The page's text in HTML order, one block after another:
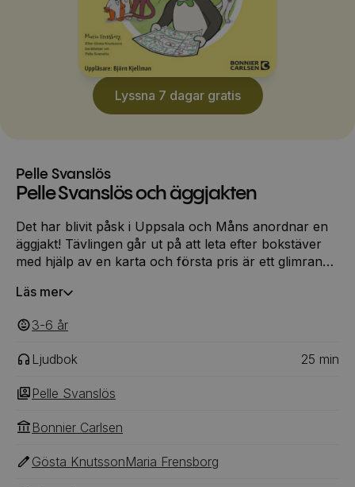
Lyssna 7 dagar gratis
Pelle Svanslös
Pelle Svanslös och äggjakten
Det har blivit påsk i Uppsala och Måns anordnar en
äggjakt! Tävlingen går ut på att leta efter bokstäver
med hjälp av en karta och första pris är ett glimrande
bokstäver på bänkar och lyktor och grenar, får Pelle
karta?
Läs mer
3-6 ‎‎ år
Ljudbok 25 min
Pelle Svanslös
Bonnier Carlsen
Gösta KnutssonMaria Frensborg